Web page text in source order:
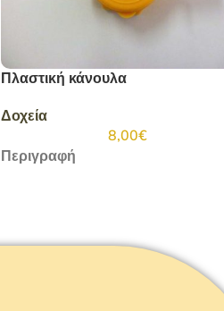
Πλαστική κάνουλα
Δοχεία
8,00€
Περιγραφή